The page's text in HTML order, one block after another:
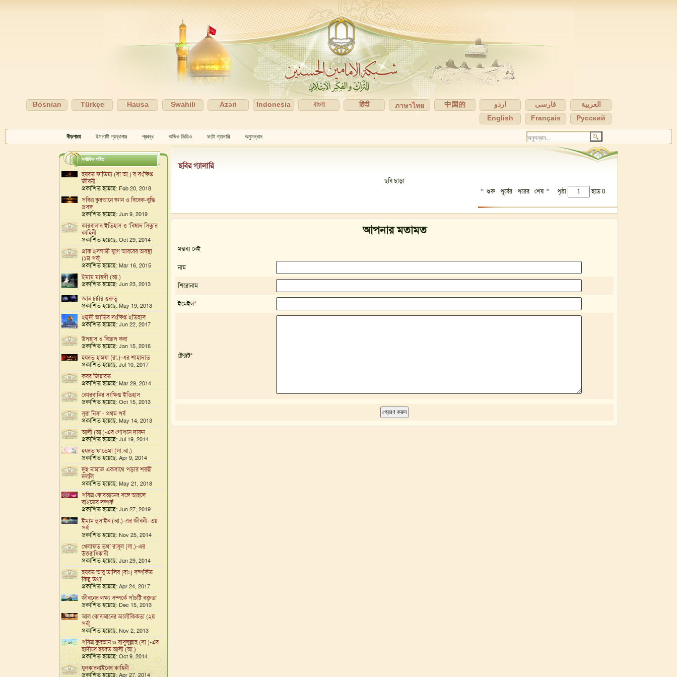
العربية فارسی اردو 中国的
ภาษาไทย
हिंदी
বাংলা
Indonesia
Azəri
Swahili
Hausa
Türkçe
Bosnian
Pусский
Français
English
নীড়পাতা ইসলামী গ্রন্থাগার প্রবন্ধ অডিও ভিডিও ফটো গ্যালারি অনুসন্ধান
ছবির গ্যালারি
ছবি ছাড়া
পৃষ্ঠা
হতে 0
« শুরু পূর্বের পরের শেষ »
আপনার মতামত
মন্তব্য নেই
নাম
শিরোনাম
ইমেইল*
টেক্সট*
সর্বাধিক পঠিত
হযরত ফাতিমা (সা.আ.)’র সংক্ষিপ্ত
জীবনী
প্রকাশিত হয়েছে: Feb 20, 2018
পবিত্র কুরআনে জ্ঞান ও বিবেক-বুদ্ধি
প্রসঙ্গ
প্রকাশিত হয়েছে: Jun 9, 2019
কারবালার ইতিহাস ও ‘বিষাদ সিন্ধু’র
কাহিনী
প্রকাশিত হয়েছে: Oct 29, 2014
প্রাক ইসলামী যুগে আরবের অবস্থা
(১ম পর্ব)
প্রকাশিত হয়েছে: Mar 16, 2015
ইমাম মাহদী (আ.)
প্রকাশিত হয়েছে: Jun 23, 2013
জ্ঞান চর্চার গুরুত্ব
প্রকাশিত হয়েছে: May 19, 2013
ইহুদী জাতির সংক্ষিপ্ত ইতিহাস
প্রকাশিত হয়েছে: Jun 22, 2017
উপহাস ও বিদ্রূপ করা
প্রকাশিত হয়েছে: Jan 15, 2016
হযরত হামযা (রা.)-এর শাহাদাত
প্রকাশিত হয়েছে: Jul 10, 2017
কবর জিয়ারত
প্রকাশিত হয়েছে: Mar 29, 2014
কোরবানির সংক্ষিপ্ত ইতিহাস
প্রকাশিত হয়েছে: Oct 15, 2013
সূরা নিসা - প্রথম পর্ব
প্রকাশিত হয়েছে: May 14, 2013
আলী (আ.)-এর গোপনে দাফন
প্রকাশিত হয়েছে: Jul 19, 2014
হযরত ফাতেমা (সা.আ.)
প্রকাশিত হয়েছে: Apr 9, 2014
দুই নামাজ একসাথে পড়ার শরয়ী
দললি
প্রকাশিত হয়েছে: May 21, 2018
পবিত্র কোরআনের সঙ্গে আহলে
বাইতের সম্পর্ক
প্রকাশিত হয়েছে: Jun 27, 2019
ইমাম হুসাইন (আ.)-এর জীবনী- ৩য়
পর্ব
প্রকাশিত হয়েছে: Nov 25, 2014
খেলাফত তথা রাসূল (সা.)-এর
উত্তরাধিকারী
প্রকাশিত হয়েছে: Jan 29, 2014
হযরত আবু তালিব (রাঃ) সম্পর্কিত
কিছু তথ্য
প্রকাশিত হয়েছে: Apr 24, 2017
জীবনের লক্ষ্য সম্পর্কে পাঁচটি বক্তৃতা
প্রকাশিত হয়েছে: Dec 15, 2013
আল কোরআনের অলৌকিকতা (২য়
পর্ব)
প্রকাশিত হয়েছে: Nov 2, 2013
পবিত্র কুরআন ও রাসূলুল্লাহ (সা.)-এর
হাদীসে হযরত আলী (আ.)
প্রকাশিত হয়েছে: Oct 9, 2014
যুলকারনাইনের কাহিনী
প্রকাশিত হয়েছে: Apr 27, 2014